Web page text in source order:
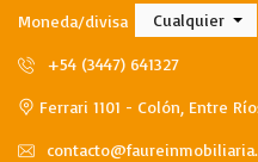
Moneda/divisa Cualquier
+54 (3447) 641327
Ferrari 1101 - Colón, Entre